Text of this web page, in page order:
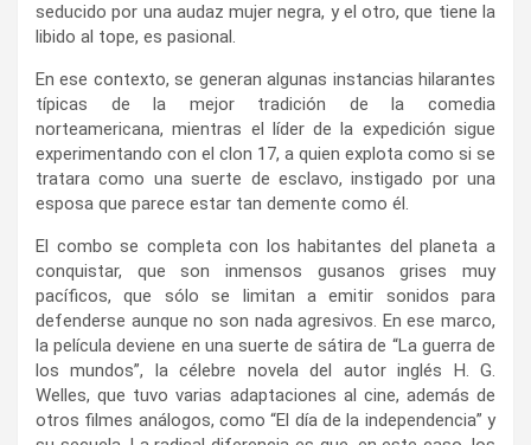
seducido por una audaz mujer negra, y el otro, que tiene la
libido al tope, es pasional.
En ese contexto, se generan algunas instancias hilarantes
típicas de la mejor tradición de la comedia
norteamericana, mientras el líder de la expedición sigue
experimentando con el clon 17, a quien explota como si se
tratara como una suerte de esclavo, instigado por una
esposa que parece estar tan demente como él.
El combo se completa con los habitantes del planeta a
conquistar, que son inmensos gusanos grises muy
pacíficos, que sólo se limitan a emitir sonidos para
defenderse aunque no son nada agresivos. En ese marco,
la película deviene en una suerte de sátira de “La guerra de
los mundos”, la célebre novela del autor inglés H. G.
Welles, que tuvo varias adaptaciones al cine, además de
otros filmes análogos, como “El día de la independencia” y